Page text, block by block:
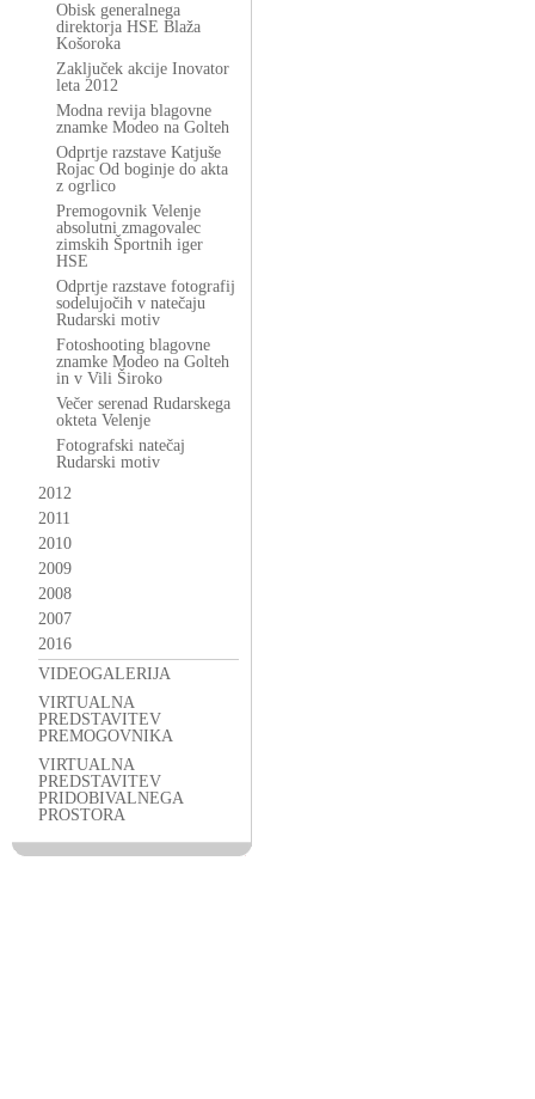
Obisk generalnega
direktorja HSE Blaža
Košoroka
Zaključek akcije Inovator
leta 2012
Modna revija blagovne
znamke Modeo na Golteh
Odprtje razstave Katjuše
Rojac Od boginje do akta
z ogrlico
Premogovnik Velenje
absolutni zmagovalec
zimskih Športnih iger
HSE
Odprtje razstave fotografij
sodelujočih v natečaju
Rudarski motiv
Fotoshooting blagovne
znamke Modeo na Golteh
in v Vili Široko
Večer serenad Rudarskega
okteta Velenje
Fotografski natečaj
Rudarski motiv
2012
2011
2010
2009
2008
2007
2016
VIDEOGALERIJA
VIRTUALNA
PREDSTAVITEV
PREMOGOVNIKA
VIRTUALNA
PREDSTAVITEV
PRIDOBIVALNEGA
PROSTORA